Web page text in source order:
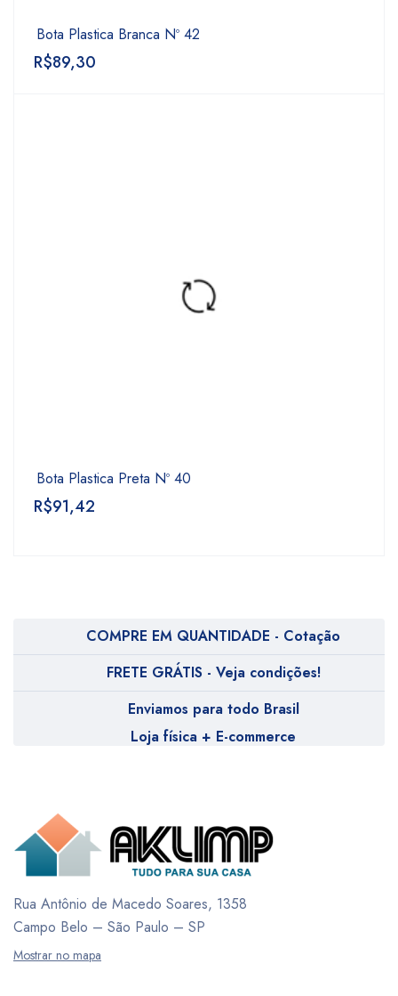
Bota Plastica Branca Nº 42
R$89,30
Bota Plastica Preta Nº 40
R$91,42
COMPRE EM QUANTIDADE - Cotação
FRETE GRÁTIS - Veja condições!
Enviamos para todo Brasil
Loja física + E-commerce
Rua Antônio de Macedo Soares, 1358
Campo Belo – São Paulo – SP
Mostrar no mapa